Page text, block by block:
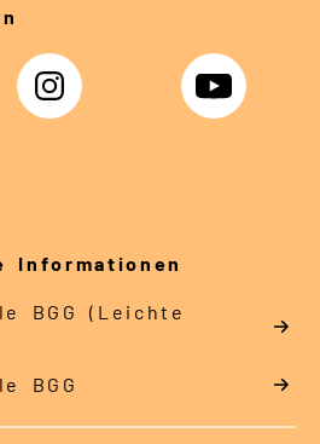
Instagram YouTube
Informationen
BGG (Leichte
BGG